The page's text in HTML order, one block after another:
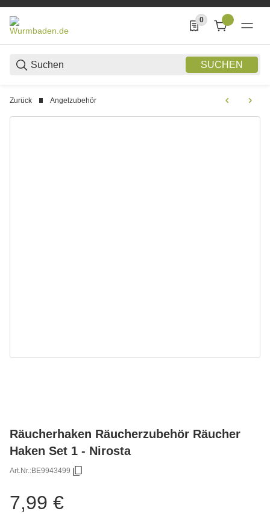
SUCHEN
0
0 Produkte in der
Zurück Angelzubehör
Räucherhaken Räucherzubehör Räucher
Haken Set 1 - Nirosta
Art.Nr.:BE9943499
7,99 €